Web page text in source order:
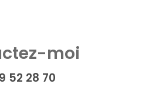
moi
52 28 70